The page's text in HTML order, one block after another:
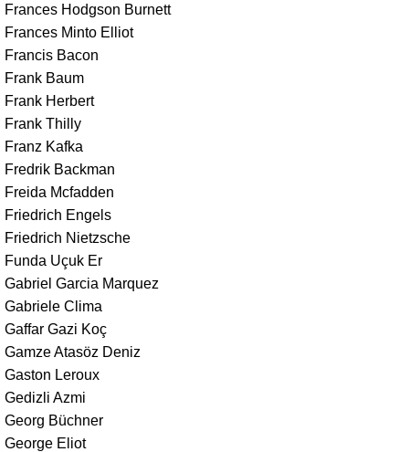
Frances Hodgson Burnett
Frances Minto Elliot
Francis Bacon
Frank Baum
Frank Herbert
Frank Thilly
Franz Kafka
Fredrik Backman
Freida Mcfadden
Friedrich Engels
Friedrich Nietzsche
Funda Uçuk Er
Gabriel Garcia Marquez
Gabriele Clima
Gaffar Gazi Koç
Gamze Atasöz Deniz
Gaston Leroux
Gedizli Azmi
Georg Büchner
George Eliot